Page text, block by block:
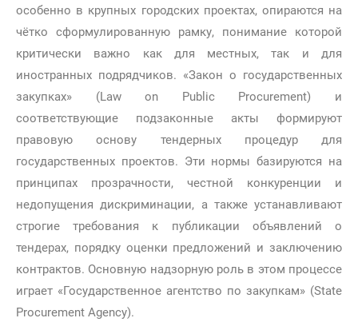
особенно в крупных городских проектах, опираются на
чётко сформулированную рамку, понимание которой
критически важно как для местных, так и для
иностранных подрядчиков. «Закон о государственных
закупках» (Law on Public Procurement) и
соответствующие подзаконные акты формируют
правовую основу тендерных процедур для
государственных проектов. Эти нормы базируются на
принципах прозрачности, честной конкуренции и
недопущения дискриминации, а также устанавливают
строгие требования к публикации объявлений о
тендерах, порядку оценки предложений и заключению
контрактов. Основную надзорную роль в этом процессе
играет «Государственное агентство по закупкам» (State
Procurement Agency).